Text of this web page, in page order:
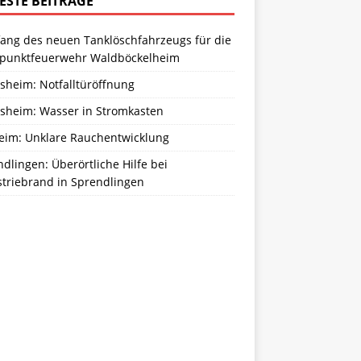
des neuen Tanklöschfahrzeugs für die
Waldböckelheim
Notfalltüröffnung
Wasser in Stromkasten
Unklare Rauchentwicklung
Überörtliche Hilfe bei
in Sprendlingen